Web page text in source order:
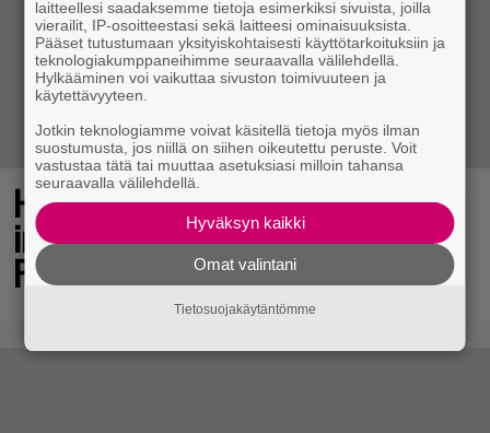
Huomiota herättävä torni ja voimakas
imuteho – arvostelussa Dreame L50s
Pro Ultra
laitteellesi saadaksemme tietoja esimerkiksi sivuista, joilla
vierailit, IP-osoitteestasi sekä laitteesi ominaisuuksista.
Pääset tutustumaan yksityiskohtaisesti käyttötarkoituksiin ja
teknologiakumppaneihimme seuraavalla välilehdellä.
Hylkääminen voi vaikuttaa sivuston toimivuuteen ja
käytettävyyteen.
Jotkin teknologiamme voivat käsitellä tietoja myös ilman
suostumusta, jos niillä on siihen oikeutettu peruste. Voit
vastustaa tätä tai muuttaa asetuksiasi milloin tahansa
seuraavalla välilehdellä.
Hyväksyn kaikki
Omat valintani
Tietosuojakäytäntömme